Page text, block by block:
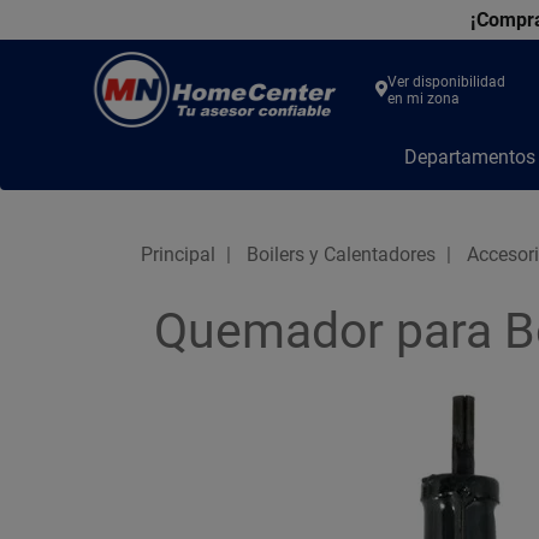
Center
Ver disponibilidad
en mi zona
Departamentos
Principal Boilers y Calentadores
Quemador para